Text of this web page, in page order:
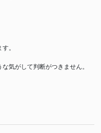
。
気がして判断がつきません。